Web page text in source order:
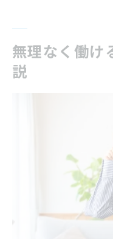
家事や育児と両
子育て世代
主婦が重視
家族との時
両立派が重視す
柔軟シフト
パートで両
無理なく働け
説